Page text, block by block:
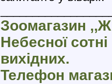
Зоомагазин
Небесної
вихідних.
Телефон